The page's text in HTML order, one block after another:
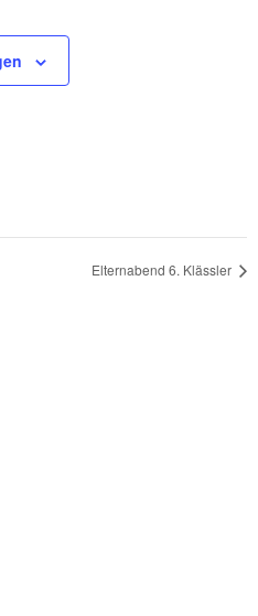
Elternabend 6. Klässler